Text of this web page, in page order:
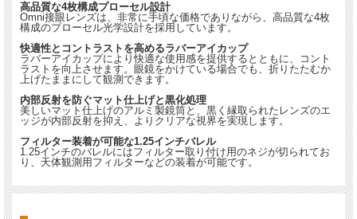
高品質な4枚構成プローセル設計
Omni接眼レンズは、非常に手頃な価格でありながら、高品質な4枚
構成のプローセル光学設計を採用しています。
快適性とコントラストを高めるラバーアイカップ
ラバーアイカップにより快適な使用感を提供するとともに、コント
ラストを向上させます。眼鏡をかけている場合でも、折りたたむか
上げたままにして観測できます。
内部反射を防ぐマット仕上げと黒化処理
美しいマット仕上げのアルミ製鏡筒と、黒く縁取られたレンズのエ
ッジが内部反射を抑え、よりクリアな視界を実現します。
フィルター装着が可能な1.25インチバレル
1.25インチのバレルにはフィルター取り付け用のネジが切られてお
り、天体観測用フィルターなどの装着が可能です。